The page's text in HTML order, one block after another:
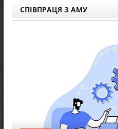
СПІВПРАЦЯ З АМУ